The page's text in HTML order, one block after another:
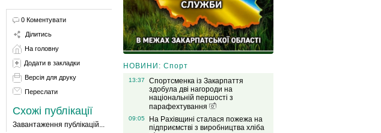
0 Коментувати
Ділитись
На головну
Додати в закладки
Версія для друку
Переслати
Схожі публікації
Завантаження публікацій...
НОВИНИ: Спорт
13:37
Спортсменка із Закарпаття
здобула дві нагороди на
національній першості з
парафехтування
09:05
На Рахівщині сталася пожежа на
підприємстві з виробництва хліба